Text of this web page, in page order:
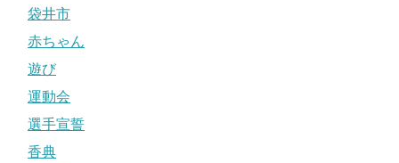
袋井市
赤ちゃん
遊び
運動会
選手宣誓
香典